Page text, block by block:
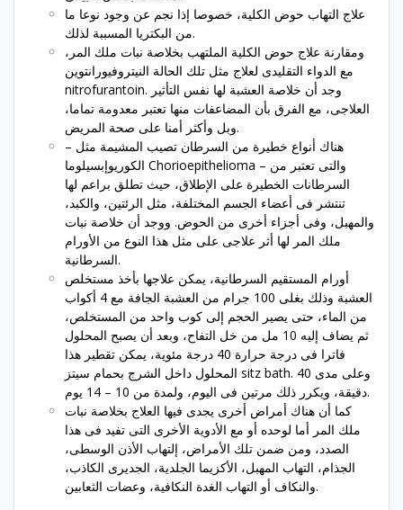
علاج التهاب حوض الكلية، خصوصا إذا نجم عن وجود نوعا ما
من البكتريا المسببة لذلك.
ومقارنة علاج حوض الكلية الملتهب بخلاصة نبات ملك المر،
مع الدواء التقليدى لعلاج مثل تلك الحالة النيتروفيورانتوين
nitrofurantoin. وجد أن خلاصة العشبة لها نفس التأثير
العلاجى، مع الفرق بأن المضاعفات منها تعتبر معدومة تماما،
وبل وأكثر أمنا على صحة المريض.
هناك أنواع خطيرة من السرطان تصيب المشيمة مثل –
الكوريوإبسيلوما Chorioepithelioma – والتى تعتبر من
السرطانات الخطيرة على الإطلاق، حيث تطلق براعم لها
تنتشر فى أعضاء الجسم المختلفة، مثل الرئتين، والكبد،
والمهبل، وفى أجزاء أخرى من الحوض. ووجد أن خلاصة نبات
ملك المر لها أثر علاجى على مثل هذا النوع من الأورام
السرطانية.
أورام المستقيم السرطانية، يمكن علاجها بأخذ مستخلص
العشبة وذلك بغلى 100 جرام من العشبة الجافة مع 4 أكواب
من الماء، حتى يصير الحجم إلى كوب واحد من المستخلص،
ثم يضاف إليه 10 مل من خل التفاح، وبعد أن يصبح المحلول
فاترا فى درجة حرارة 40 درجة مئوية، يمكن تقطير هذا
المحلول داخل الشرج بحمام سيتز sitz bath. وعلى مدى 40
دقيقة، ويكرر ذلك مرتين فى اليوم، ولمدة من 10 – 14 يوم.
كما أن هناك أمراض أخرى يجدى فيها العلاج بخلاصة نبات
ملك المر أما لوحده أو مع الأدوية الأخرى التى تفيد فى هذا
الصدد، ومن ضمن تلك الأمراض، إلتهاب الأذن الوسطى،
الجذام، التهاب المهبل، الأكزيما الجلدية، الجديرى الكاذب،
والنكاف أو التهاب الغدة النكافية، وعضات الثعابين.